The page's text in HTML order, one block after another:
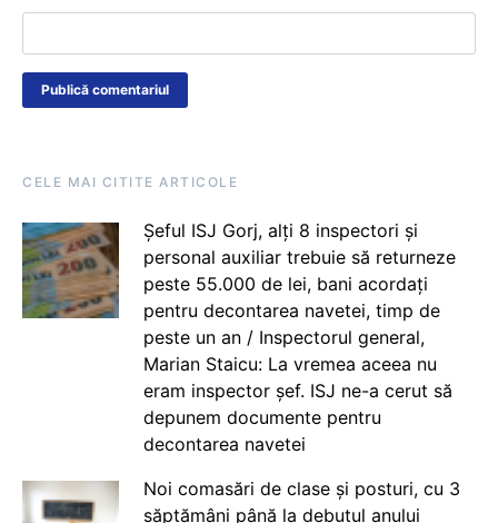
CELE MAI CITITE ARTICOLE
Șeful ISJ Gorj, alți 8 inspectori și
personal auxiliar trebuie să returneze
peste 55.000 de lei, bani acordați
pentru decontarea navetei, timp de
peste un an / Inspectorul general,
Marian Staicu: La vremea aceea nu
eram inspector șef. ISJ ne-a cerut să
depunem documente pentru
decontarea navetei
Noi comasări de clase și posturi, cu 3
săptămâni până la debutul anului